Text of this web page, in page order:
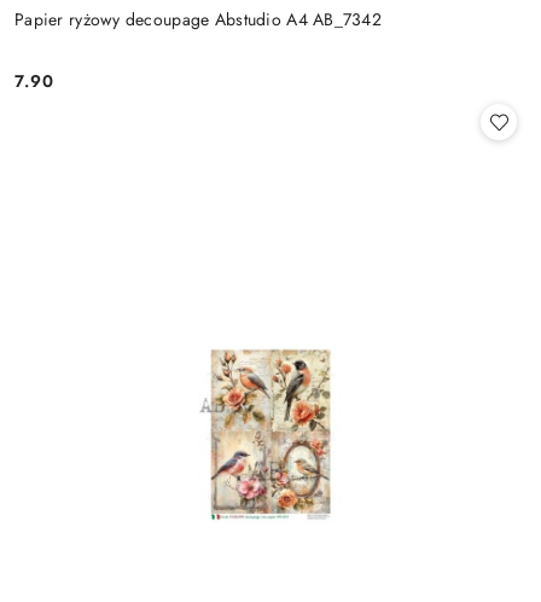
Papier ryżowy decoupage Abstudio A4 AB_7342
Cena:
7.90